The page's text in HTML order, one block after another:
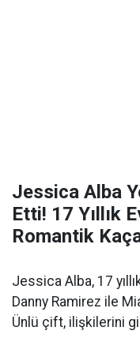
Jessica Alba
Etti! 17 Yıllık
Romantik
Jessica Alba, 17
Danny Ramirez ile
Ünlü çift, ilişkilerini